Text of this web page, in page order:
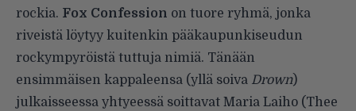
rockia. Fox Confession on tuore ryhmä, jonka
riveistä löytyy kuitenkin pääkaupunkiseudun
rockympyröistä tuttuja nimiä. Tänään
ensimmäisen kappaleensa (yllä soiva Drown)
julkaisseessa yhtyeessä soittavat Maria Laiho (Thee